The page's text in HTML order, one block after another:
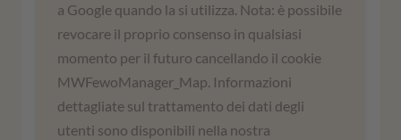
Utilizziamo un servizio di terze parti per
incorporare i contenuti delle mappe. Questo
servizio può raccogliere dati sulle vostre
attività. Leggete i dettagli e accettate di
utilizzare il servizio per visualizzare questa
a Google quando la si utilizza. Nota: è possibile
revocare il proprio consenso in qualsiasi
momento per il futuro cancellando il cookie
MWFewoManager_Map. Informazioni
dettagliate sul trattamento dei dati degli
utenti sono disponibili nella nostra